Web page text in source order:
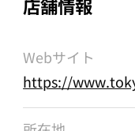
店舗情報
Webサイト
https://